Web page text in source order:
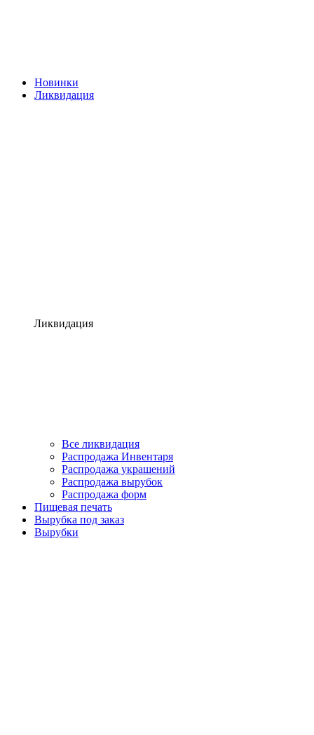
Новинки
Ликвидация
Ликвидация
Все ликвидация
Распродажа Инвентаря
Распродажа украшений
Распродажа вырубок
Распродажа форм
Пищевая печать
Вырубка под заказ
Вырубки